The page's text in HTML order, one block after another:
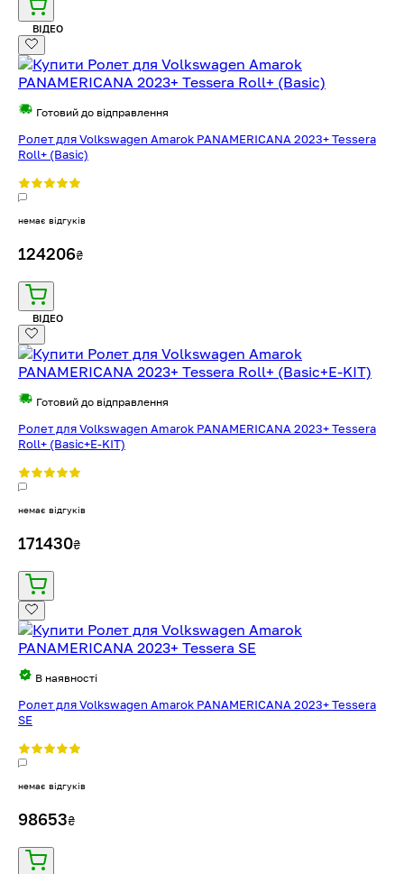
ВІДЕО
Готовий до відправлення
Ролет для Volkswagen Amarok PANAMERICANA 2023+ Tessera
Roll+ (Basic)
немає відгуків
124206₴
ВІДЕО
Готовий до відправлення
Ролет для Volkswagen Amarok PANAMERICANA 2023+ Tessera
Roll+ (Basic+E-KIT)
немає відгуків
171430₴
В наявності
Ролет для Volkswagen Amarok PANAMERICANA 2023+ Tessera
SE
немає відгуків
98653₴